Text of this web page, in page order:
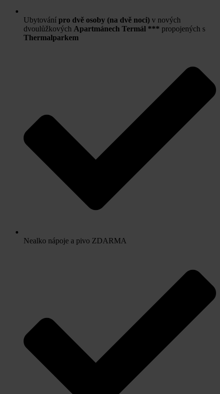
Ubytování pro dvě osoby (na dvě noci) v nových
dvoulůžkových Apartmánech Termál *** propojených s
Thermalparkem
Nealko nápoje a pivo ZDARMA